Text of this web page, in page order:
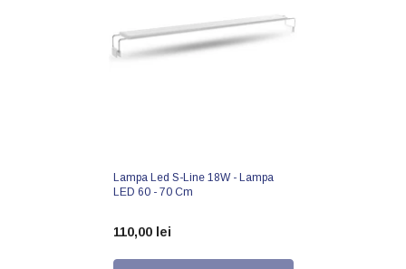
Lampa Led S-Line 18W - Lampa
LED 60 - 70 Cm
110,00 lei